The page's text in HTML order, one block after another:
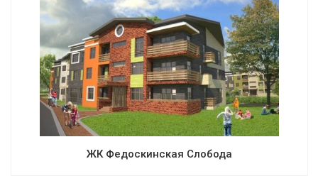
ЖК Федоскинская Слобода